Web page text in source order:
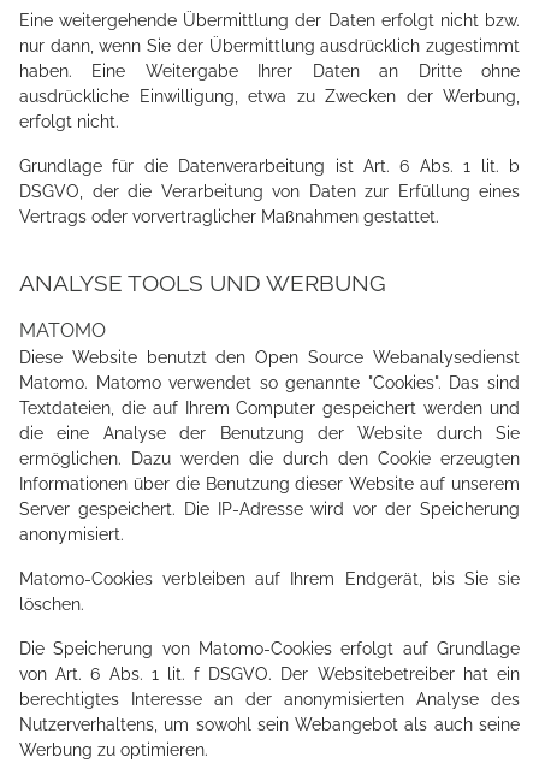
Eine weitergehende Übermittlung der Daten erfolgt nicht bzw.
nur dann, wenn Sie der Übermittlung ausdrücklich zugestimmt
haben. Eine Weitergabe Ihrer Daten an Dritte ohne
ausdrückliche Einwilligung, etwa zu Zwecken der Werbung,
erfolgt nicht.
Grundlage für die Datenverarbeitung ist Art. 6 Abs. 1 lit. b
DSGVO, der die Verarbeitung von Daten zur Erfüllung eines
Vertrags oder vorvertraglicher Maßnahmen gestattet.
ANALYSE TOOLS UND WERBUNG
MATOMO
Diese Website benutzt den Open Source Webanalysedienst
Matomo. Matomo verwendet so genannte "Cookies". Das sind
Textdateien, die auf Ihrem Computer gespeichert werden und
die eine Analyse der Benutzung der Website durch Sie
ermöglichen. Dazu werden die durch den Cookie erzeugten
Informationen über die Benutzung dieser Website auf unserem
Server gespeichert. Die IP-Adresse wird vor der Speicherung
anonymisiert.
Matomo-Cookies verbleiben auf Ihrem Endgerät, bis Sie sie
löschen.
Die Speicherung von Matomo-Cookies erfolgt auf Grundlage
von Art. 6 Abs. 1 lit. f DSGVO. Der Websitebetreiber hat ein
berechtigtes Interesse an der anonymisierten Analyse des
Nutzerverhaltens, um sowohl sein Webangebot als auch seine
Werbung zu optimieren.